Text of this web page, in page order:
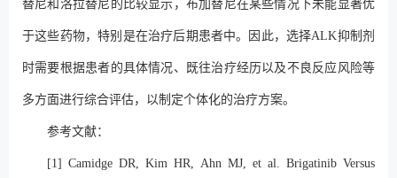
替尼和洛拉替尼的比较显示，布加替尼在某些情况下未能显著优
于这些药物，特别是在治疗后期患者中。因此，选择ALK抑制剂
时需要根据患者的具体情况、既往治疗经历以及不良反应风险等
多方面进行综合评估，以制定个体化的治疗方案。
参考文献：
[1] Camidge DR, Kim HR, Ahn MJ, et al. Brigatinib Versus